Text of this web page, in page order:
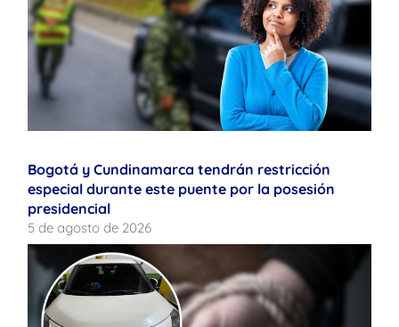
Bogotá y Cundinamarca tendrán restricción
especial durante este puente por la posesión
presidencial
5 de agosto de 2026